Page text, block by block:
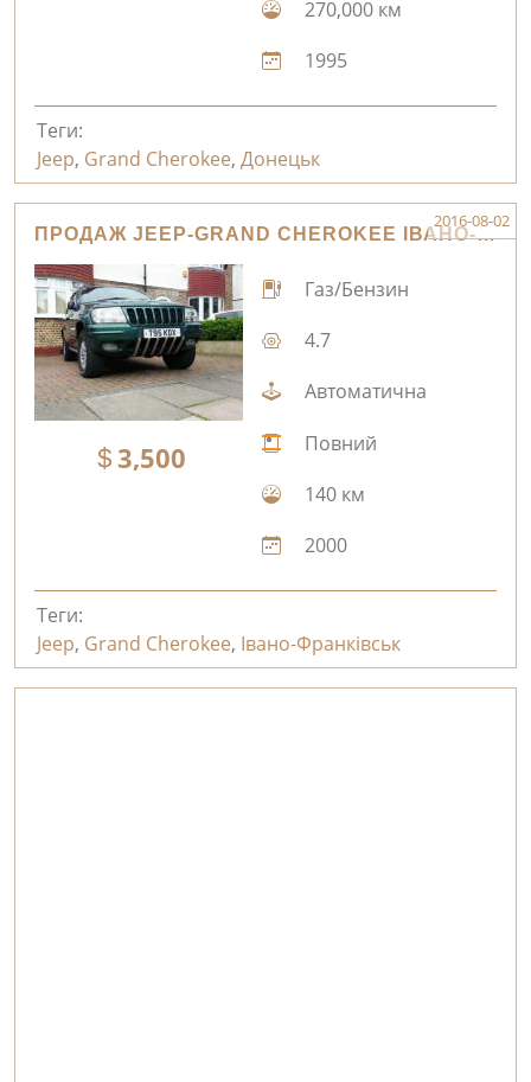
270,000 км
1995
Теги:
Jeep, Grand Cherokee, Донецьк
ПРОДАЖ JEEP-GRAND CHEROKEE ІВАНО-ФРАНКІВСЬК
2016-08-02
3,500
Газ/Бензин
4.7
Автоматична
Повний
140 км
2000
Теги:
Jeep, Grand Cherokee, Івано-Франківськ